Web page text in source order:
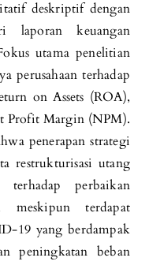
deskriptif dengan
laporan keuangan
utama penelitian
perusahaan terhadap
on Assets (ROA),
Profit Margin (NPM).
penerapan strategi
restrukturisasi utang
perbaikan
meskipun terdapat
19 yang berdampak
peningkatan beban